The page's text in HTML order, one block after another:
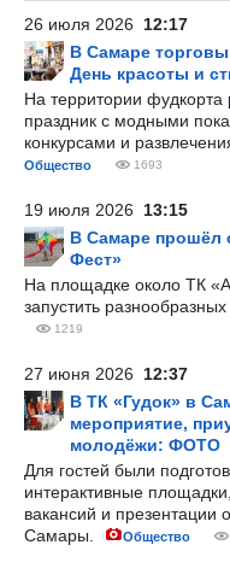
26 июля 2026 12:17
В Самаре
День красоты и
На территории
праздник с модными
конкурсами и
Общество 1693
19 июля 2026 13:15
В Самаре прошёл
Фест»
На площадке около ТК
запустить
1219
27 июня 2026 12:37
В ТК «Гудок» в
мероприятие,
молодёжи: ФОТО
Для гостей были
интерактивные
вакансий и презентации
Самары.
Общество